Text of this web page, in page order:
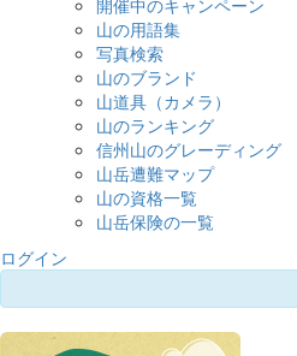
開催中のキャンペーン
山の用語集
写真検索
山のブランド
山道具（カメラ）
山のランキング
信州山のグレーディング
山岳遭難マップ
山の資格一覧
山岳保険の一覧
ログイン